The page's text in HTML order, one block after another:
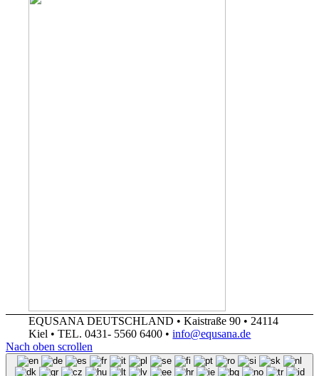
EQUSANA DEUTSCHLAND • Kaistraße 90 • 24114
Kiel • TEL. 0431- 5560 6400 •info@equsana.de
Nach oben scrollen